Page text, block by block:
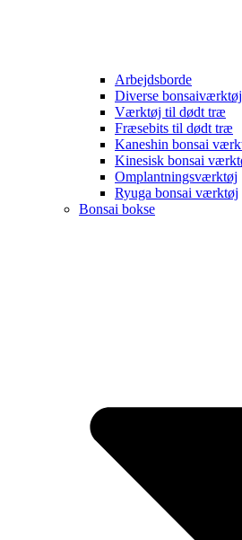
Arbejdsborde
Diverse bonsaiværktøj
Værktøj til dødt træ
Fræsebits til dødt træ
Kaneshin bonsai
Kinesisk bonsai
Omplantningsværktøj
Ryuga bonsai værktøj
Bonsai bokse